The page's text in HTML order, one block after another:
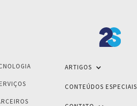
ARTIGOS
CONTEÚDOS ESPECIAIS